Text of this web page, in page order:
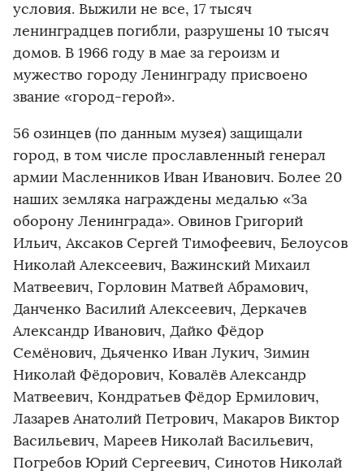
условия. Выжили не все, 17 тысяч
ленинградцев погибли, разрушены 10 тысяч
домов. В 1966 году в мае за героизм и
мужество городу Ленинграду присвоено
звание «город-герой».
56 озинцев (по данным музея) защищали
город, в том числе прославленный генерал
армии Масленников Иван Иванович. Более 20
наших земляка награждены медалью «За
оборону Ленинграда». Овинов Григорий
Ильич, Аксаков Сергей Тимофеевич, Белоусов
Николай Алексеевич, Важинский Михаил
Матвеевич, Горловин Матвей Абрамович,
Данченко Василий Алексеевич, Деркачев
Александр Иванович, Дайко Фёдор
Семёнович, Дьяченко Иван Лукич, Зимин
Николай Фёдорович, Ковалёв Александр
Матвеевич, Кондратьев Фёдор Ермилович,
Лазарев Анатолий Петрович, Макаров Виктор
Васильевич, Мареев Николай Васильевич,
Погребов Юрий Сергеевич, Синотов Николай